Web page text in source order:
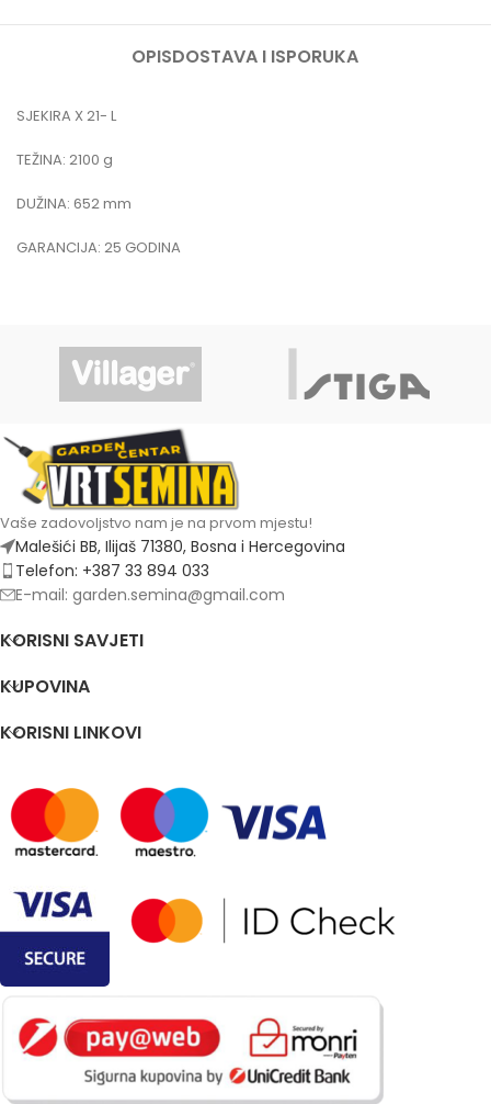
OPISDOSTAVA I ISPORUKA
SJEKIRA X 21- L
TEŽINA: 2100 g
DUŽINA: 652 mm
GARANCIJA: 25 GODINA
Vaše zadovoljstvo nam je na prvom mjestu!
Malešići BB, Ilijaš 71380, Bosna i Hercegovina
Telefon: +387 33 894 033
E-mail: garden.semina@gmail.com
KORISNI SAVJETI
KUPOVINA
KORISNI LINKOVI